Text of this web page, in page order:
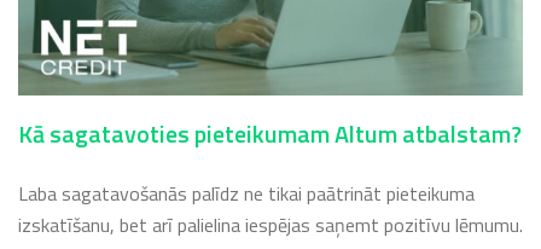
Kā sagatavoties pieteikumam Altum atbalstam?
Laba sagatavošanās palīdz ne tikai paātrināt pieteikuma
izskatīšanu, bet arī palielina iespējas saņemt pozitīvu lēmumu.